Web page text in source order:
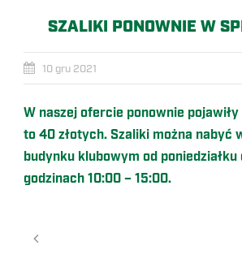
SZALIKI PONOWNIE W
10 gru 2021
W naszej ofercie ponownie
to 40 złotych. Szaliki można nabyć
budynku klubowym od
godzinach 10:00 – 15:00.